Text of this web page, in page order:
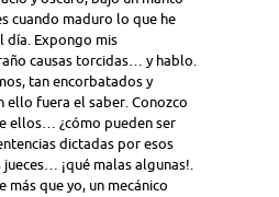
cuando maduro lo que he
día. Expongo mis
causas torcidas… y hablo.
tan encorbatados y
ello fuera el saber. Conozco
ellos… ¿cómo pueden ser
dictadas por esos
¡qué malas algunas!.
más que yo, un mecánico